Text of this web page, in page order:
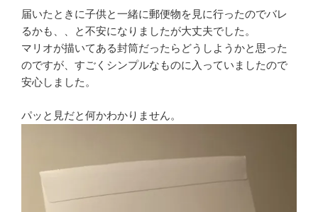
届いたときに子供と一緒に郵便物を見に行ったのでバレ
るかも、、と不安になりましたが大丈夫でした。
マリオが描いてある封筒だったらどうしようかと思った
のですが、すごくシンプルなものに入っていましたので
安心しました。
パッと見だと何かわかりません。